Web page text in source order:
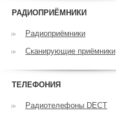
РАДИОПРИЁМНИКИ
Радиоприёмники
Сканирующие приёмники
ТЕЛЕФОНИЯ
Радиотелефоны DECT